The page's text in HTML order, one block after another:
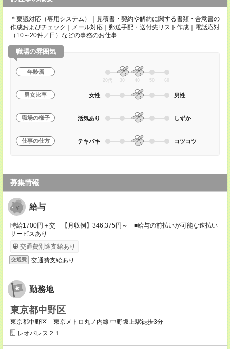
＊稟議対応（専用システム）｜見積書・契約や解約に関する書類・合意書の
作成およびチェック｜メール対応｜郵送手配・送付先リスト作成｜電話応対
（10～20件／日）などの事務のお仕事
職場の雰囲気
年齢層
20代 30 40 50 60
男女比率 女性 男性
職場の様子 活気あり しずか
仕事の仕方 テキパキ コツコツ
募集情報
給与
時給1700円＋交 【月収例】346,375円～ ■給与の前払いが可能な速払い
サービスあり
交通費別途支給あり
交通費 交通費支給あり
勤務地
東京都中野区
東京都中野区 東京メトロ丸ノ内線 中野坂上駅徒歩3分
レオパレス２１